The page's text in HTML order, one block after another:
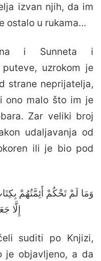
izvan njih, da im
ostalo u rukama…
i Sunneta i
uzrokom je
strane neprijatelja,
ono malo što im je
Zar veliki broj
udaljavanja od
ili je bio pod
إِلَّا
suditi po Knjizi,
je objavljeno, a da